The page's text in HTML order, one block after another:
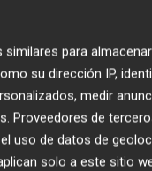
de una
elevada
y dificultaba la
para
su dirección IP,
medir
Proveedores de
uso de datos de
solo a este sitio